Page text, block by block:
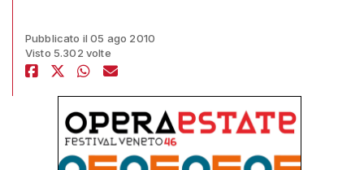
Pubblicato il 05 ago 2010
Visto 5.302 volte